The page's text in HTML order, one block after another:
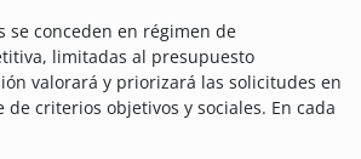
se conceden en régimen de
limitadas al presupuesto
valorará y priorizará las solicitudes en
criterios objetivos y sociales. En cada